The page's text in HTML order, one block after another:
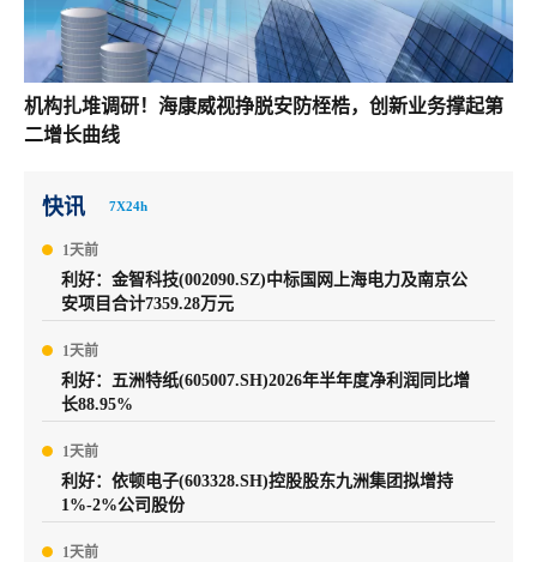
机构扎堆调研！海康威视挣脱安防桎梏，创新业务撑起第
二增长曲线
快讯 7X24h
1天前
利好：金智科技(002090.SZ)中标国网上海电力及南京公
安项目合计7359.28万元
1天前
利好：五洲特纸(605007.SH)2026年半年度净利润同比增
长88.95%
1天前
利好：依顿电子(603328.SH)控股股东九洲集团拟增持
1%-2%公司股份
1天前